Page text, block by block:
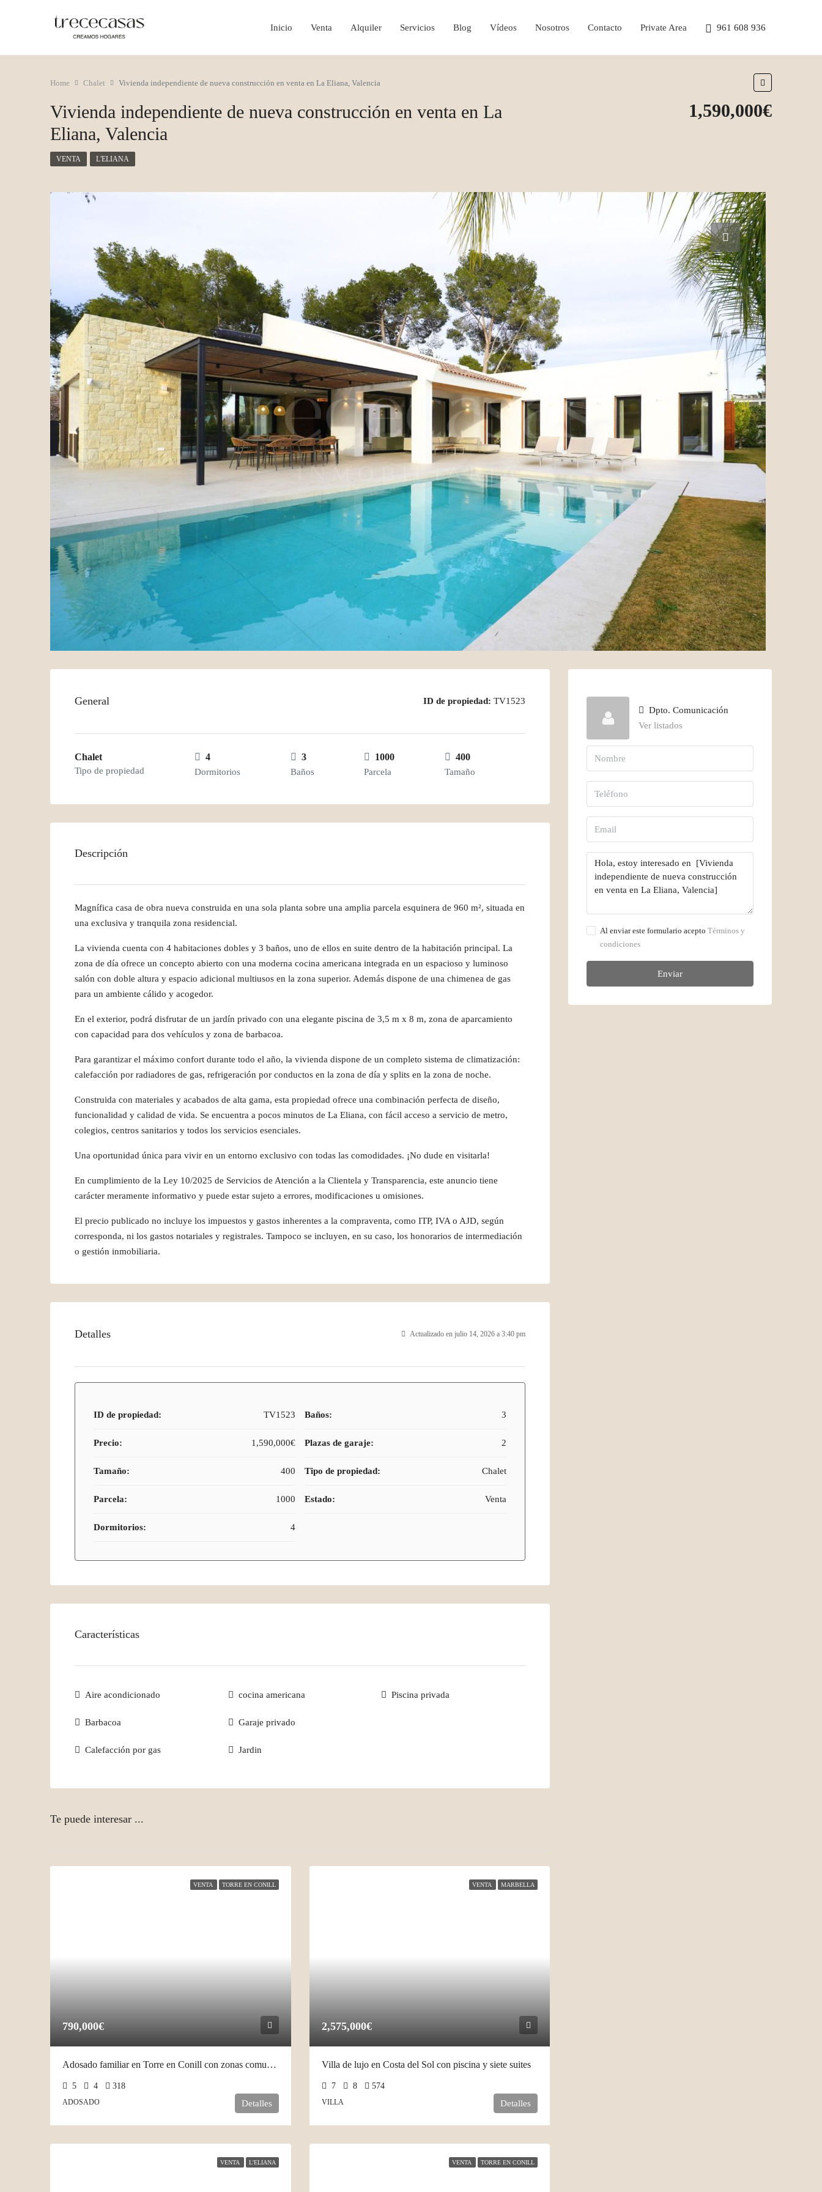
Inicio Venta Alquiler Servicios Blog Vídeos Nosotros Contacto Private Area 961 608 936
Home Chalet Vivienda independiente de nueva construcción en venta en La Eliana, Valencia
Vivienda independiente de nueva construcción en venta en La
Eliana, Valencia
1,590,000€
VENTA L'ELIANA
General ID de propiedad: TV1523
Chalet
Tipo de propiedad
4
Dormitorios
3
Baños
1000
Parcela
400
Tamaño
Descripción
Magnífica casa de obra nueva construida en una sola planta sobre una amplia parcela esquinera de 960 m², situada en
una exclusiva y tranquila zona residencial.
La vivienda cuenta con 4 habitaciones dobles y 3 baños, uno de ellos en suite dentro de la habitación principal. La
zona de día ofrece un concepto abierto con una moderna cocina americana integrada en un espacioso y luminoso
salón con doble altura y espacio adicional multiusos en la zona superior. Además dispone de una chimenea de gas
para un ambiente cálido y acogedor.
En el exterior, podrá disfrutar de un jardín privado con una elegante piscina de 3,5 m x 8 m, zona de aparcamiento
con capacidad para dos vehículos y zona de barbacoa.
Para garantizar el máximo confort durante todo el año, la vivienda dispone de un completo sistema de climatización:
calefacción por radiadores de gas, refrigeración por conductos en la zona de día y splits en la zona de noche.
Construida con materiales y acabados de alta gama, esta propiedad ofrece una combinación perfecta de diseño,
funcionalidad y calidad de vida. Se encuentra a pocos minutos de La Eliana, con fácil acceso a servicio de metro,
colegios, centros sanitarios y todos los servicios esenciales.
Una oportunidad única para vivir en un entorno exclusivo con todas las comodidades. ¡No dude en visitarla!
En cumplimiento de la Ley 10/2025 de Servicios de Atención a la Clientela y Transparencia, este anuncio tiene
carácter meramente informativo y puede estar sujeto a errores, modificaciones u omisiones.
El precio publicado no incluye los impuestos y gastos inherentes a la compraventa, como ITP, IVA o AJD, según
corresponda, ni los gastos notariales y registrales. Tampoco se incluyen, en su caso, los honorarios de intermediación
o gestión inmobiliaria.
Detalles Actualizado en julio 14, 2026 a 3:40 pm
ID de propiedad: TV1523
Precio: 1,590,000€
Tamaño: 400
Parcela: 1000
Dormitorios: 4
Baños: 3
Plazas de garaje: 2
Tipo de propiedad: Chalet
Estado: Venta
Características
Aire acondicionado
Barbacoa
Calefacción por gas
cocina americana
Garaje privado
Jardin
Piscina privada
Te puede interesar ...
VENTA TORRE EN CONILL
790,000€
Adosado familiar en Torre en Conill con zonas comunes
5 4 318
ADOSADO Detalles
VENTA MARBELLA
2,575,000€
Villa de lujo en Costa del Sol con piscina y siete suites
7 8 574
VILLA Detalles
VENTA L'ELIANA VENTA TORRE EN CONILL
Dpto. Comunicación
Ver listados
Al enviar este formulario acepto Términos y
condiciones
Enviar